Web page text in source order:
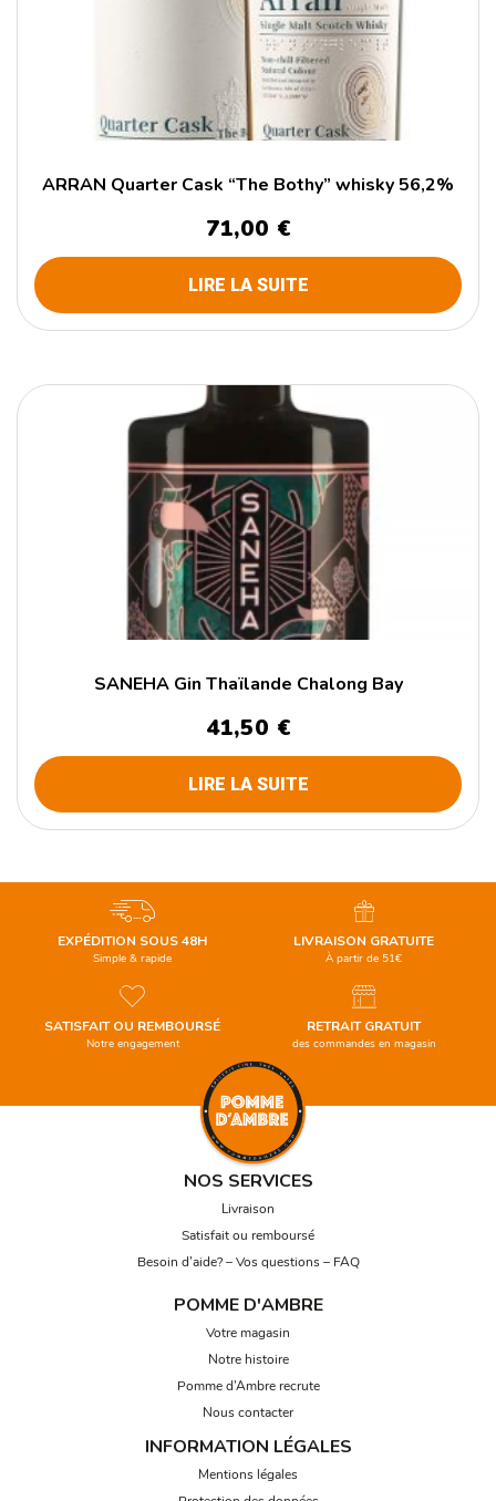
ARRAN Quarter Cask “The Bothy” whisky 56,2%
71,00 €
LIRE LA SUITE
SANEHA Gin Thaïlande Chalong Bay
41,50 €
LIRE LA SUITE
EXPÉDITION SOUS 48H
Simple & rapide
SATISFAIT OU REMBOURSÉ
Notre engagement
LIVRAISON GRATUITE
À partir de 51€
RETRAIT GRATUIT
des commandes en magasin
NOS SERVICES
Livraison
Satisfait ou remboursé
Besoin d’aide? – Vos questions – FAQ
POMME D'AMBRE
Votre magasin
Notre histoire
Pomme d’Ambre recrute
Nous contacter
INFORMATION LÉGALES
Mentions légales